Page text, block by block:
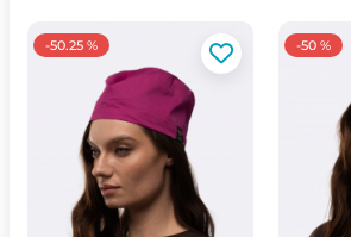
-50.25 % -50 %